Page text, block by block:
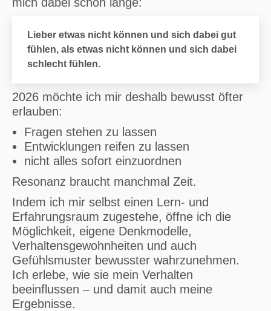
Lieber etwas nicht können und sich dabei gut
fühlen, als etwas nicht können und sich dabei
schlecht fühlen.
2026 möchte ich mir deshalb bewusst öfter
erlauben:
Fragen stehen zu lassen
Entwicklungen reifen zu lassen
nicht alles sofort einzuordnen
Resonanz braucht manchmal Zeit.
Indem ich mir selbst einen Lern- und
Erfahrungsraum zugestehe, öffne ich die
Möglichkeit, eigene Denkmodelle,
Verhaltensgewohnheiten und auch
Gefühlsmuster bewusster wahrzunehmen.
Ich erlebe, wie sie mein Verhalten
beeinflussen – und damit auch meine
Ergebnisse.